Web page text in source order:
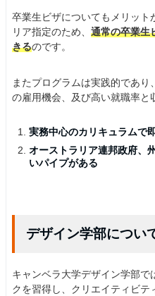
卒業生ビザについてもメリット
リア指定のため、 通常の卒業生
きるのです。
またプログラムは実践的であり
の雇用機会、及び高い就職率と
実務中心のカリキュラムで
オーストラリア連邦政府、
いパイプがある
デザイン学部につい
キャンベラ大学デザイン学部で
クを習得し、クリエイティビテ